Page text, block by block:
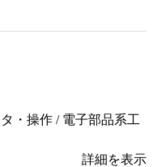
・操作 / 電子部品系工
詳細を表示